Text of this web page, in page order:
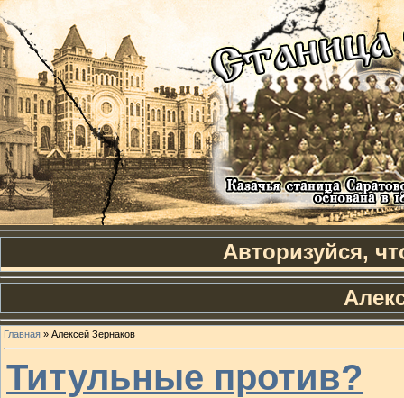
Авторизуйся,
Главная » Алексей Зернаков
Титульные против?